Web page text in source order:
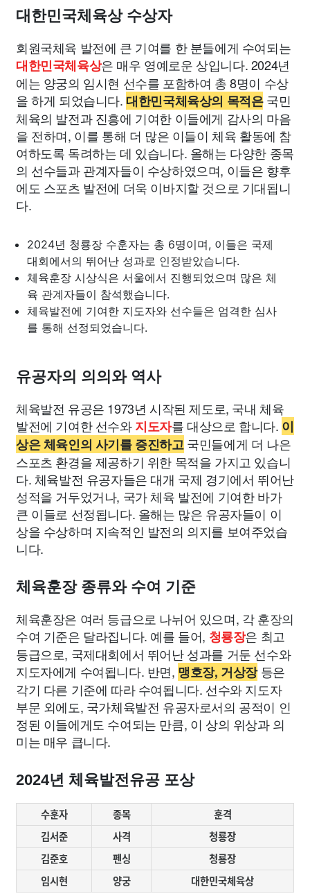
대한민국체육상 수상자
회원국체육 발전에 큰 기여를 한 분들에게 수여되는
대한민국체육상은 매우 영예로운 상입니다. 2024년
에는 양궁의 임시현 선수를 포함하여 총 8명이 수상
을 하게 되었습니다. 대한민국체육상의 목적은국민
체육의 발전과 진흥에 기여한 이들에게 감사의 마음
을 전하며, 이를 통해 더 많은 이들이 체육 활동에 참
여하도록 독려하는 데 있습니다. 올해는 다양한 종목
의 선수들과 관계자들이 수상하였으며, 이들은 향후
에도 스포츠 발전에 더욱 이바지할 것으로 기대됩니
다.
2024년 청룡장 수훈자는 총 6명이며, 이들은 국제
대회에서의 뛰어난 성과로 인정받았습니다.
체육훈장 시상식은 서울에서 진행되었으며 많은 체
육 관계자들이 참석했습니다.
체육발전에 기여한 지도자와 선수들은 엄격한 심사
를 통해 선정되었습니다.
유공자의 의의와 역사
체육발전 유공은 1973년 시작된 제도로, 국내 체육
발전에 기여한 선수와지도자를 대상으로 합니다. 이
상은 체육인의 사기를 증진하고국민들에게 더 나은
스포츠 환경을 제공하기 위한 목적을 가지고 있습니
다. 체육발전 유공자들은 대개 국제 경기에서 뛰어난
성적을 거두었거나, 국가 체육 발전에 기여한 바가
큰 이들로 선정됩니다. 올해는 많은 유공자들이 이
상을 수상하며 지속적인 발전의 의지를 보여주었습
니다.
체육훈장 종류와 수여 기준
체육훈장은 여러 등급으로 나뉘어 있으며, 각 훈장의
수여 기준은 달라집니다. 예를 들어, 청룡장은 최고
등급으로, 국제대회에서 뛰어난 성과를 거둔 선수와
지도자에게 수여됩니다. 반면, 맹호장, 거상장등은
각기 다른 기준에 따라 수여됩니다. 선수와 지도자
부문 외에도, 국가체육발전 유공자로서의 공적이 인
정된 이들에게도 수여되는 만큼, 이 상의 위상과 의
미는 매우 큽니다.
2024년 체육발전유공 포상
수훈자 종목
훈격
김서준
사격
청룡장
김준호
펜싱
청룡장
임시현
양궁 대한민국체육상